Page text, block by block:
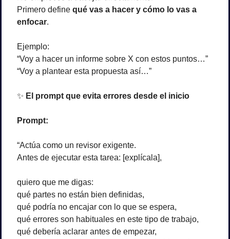
Primero define qué vas a hacer y cómo lo vas a
enfocar.
Ejemplo:
“Voy a hacer un informe sobre X con estos puntos…”
“Voy a plantear esta propuesta así…”
✨ El prompt que evita errores desde el inicio
Prompt:
“Actúa como un revisor exigente.
Antes de ejecutar esta tarea: [explícala],
quiero que me digas:
qué partes no están bien definidas,
qué podría no encajar con lo que se espera,
qué errores son habituales en este tipo de trabajo,
qué debería aclarar antes de empezar,